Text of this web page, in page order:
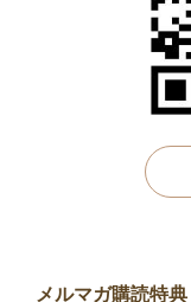
メルマガ購読特典